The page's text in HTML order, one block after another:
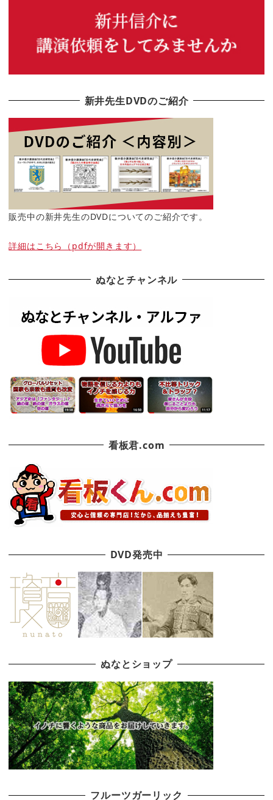
新井先生DVDのご紹介
販売中の新井先生のDVDについてのご紹介です。
詳細はこちら（pdfが開きます）
ぬなとチャンネル
看板君.com
DVD発売中
ぬなとショップ
フルーツガーリック